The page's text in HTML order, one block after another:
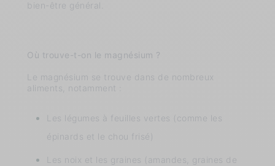
bien-être général.
Où trouve-t-on le magnésium ?
Le magnésium se trouve dans de nombreux
aliments, notamment :
Les légumes à feuilles vertes (comme les
épinards et le chou frisé)
Les noix et les graines (amandes, graines de